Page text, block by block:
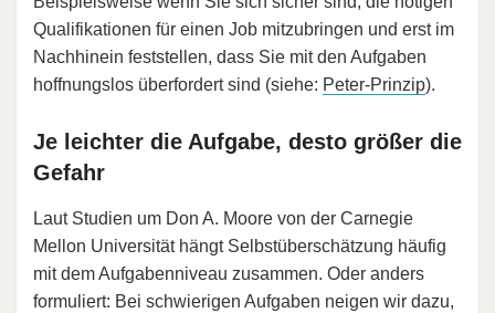
Qualifikationen für einen Job mitzubringen und erst im
Nachhinein feststellen, dass Sie mit den Aufgaben
hoffnungslos überfordert sind (siehe: Peter-Prinzip).
Je leichter die Aufgabe, desto größer die
Gefahr
Laut Studien um Don A. Moore von der Carnegie
Mellon Universität hängt Selbstüberschätzung häufig
mit dem Aufgabenniveau zusammen. Oder anders
formuliert: Bei schwierigen Aufgaben neigen wir dazu,